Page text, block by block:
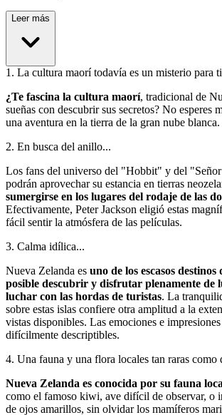
Leer más
1 . La cultura maorí todavía es un misterio para
¿Te fascina la cultura maorí, tradicional de
sueñas con descubrir sus secretos? No esperes
una aventura en la tierra de la gran nube blanca.
2. En busca del anillo...
Los fans del universo del "Hobbit" y del
podrán aprovechar su estancia en tierras
sumergirse en los lugares del rodaje de las
Efectivamente, Peter Jackson eligió estas
fácil sentir la atmósfera de las películas.
3. Calma idílica...
Nueva Zelanda es uno de los escasos
posible descubrir y disfrutar plenamente de
luchar con las hordas de turistas. La
sobre estas islas confiere otra amplitud a la
vistas disponibles. Las emociones e impresiones
difícilmente descriptibles.
4. Una fauna y una flora locales tan raras como
Nueva Zelanda es conocida por su fauna
como el famoso kiwi, ave difícil de observar, o
de ojos amarillos, sin olvidar los mamíferos